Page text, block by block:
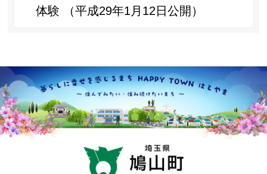
体験 （平成29年1月12日公開）